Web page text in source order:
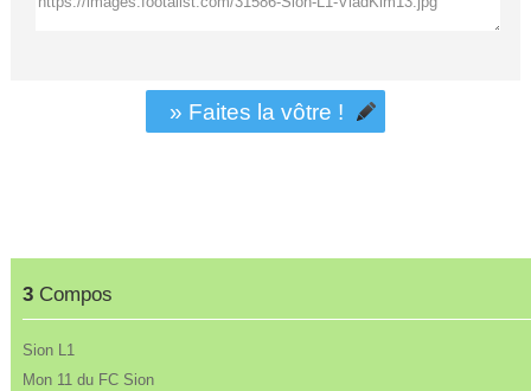
3Compos
Sion L1
Mon 11 du FC Sion
» Faites la vôtre !